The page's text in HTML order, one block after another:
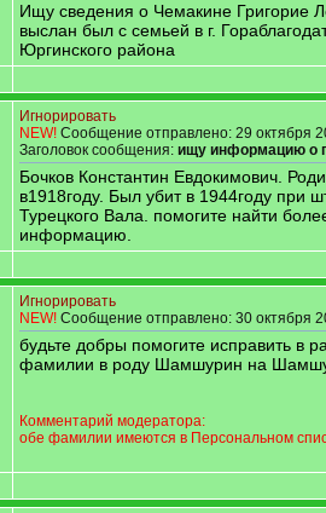
Ищу сведения о Чемакине Григорие
выслан был с семьей в г.
Юргинского района
Игнорировать
NEW! Сообщение отправлено: 29 октября
Заголовок сообщения: ищу информацию о
Бочков Константин Евдокимович.
в1918году. Был убит в 1944году при
Турецкого Вала. помогите найти
информацию.
Игнорировать
NEW! Сообщение отправлено: 30 октября
будьте добры помогите исправить в
фамилии в роду Шамшурин на
Комментарий модератора:
обе фамилии имеются в Персональном